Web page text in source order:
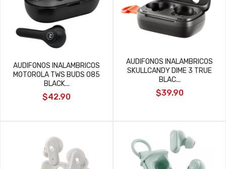
AUDIFONOS INALAMBRICOS
MOTOROLA TWS BUDS 085
BLACK...
$42.90
AUDIFONOS INALAMBRICOS
SKULLCANDY DIME 3 TRUE
BLAC...
$39.90